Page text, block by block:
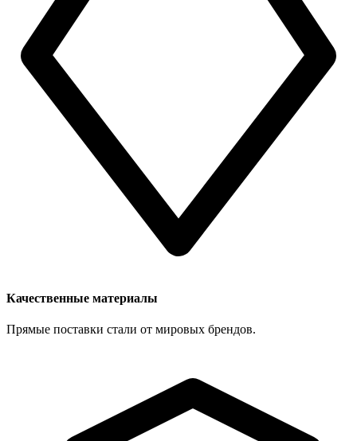
Качественные материалы
Прямые поставки стали от мировых брендов.